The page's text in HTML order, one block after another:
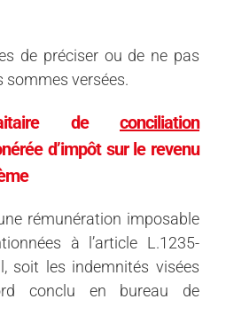
de préciser ou de ne pas
sommes versées.
de conciliation
d’impôt sur le revenu
rémunération imposable
à l’article L.1235-
soit les indemnités visées
conclu en bureau de